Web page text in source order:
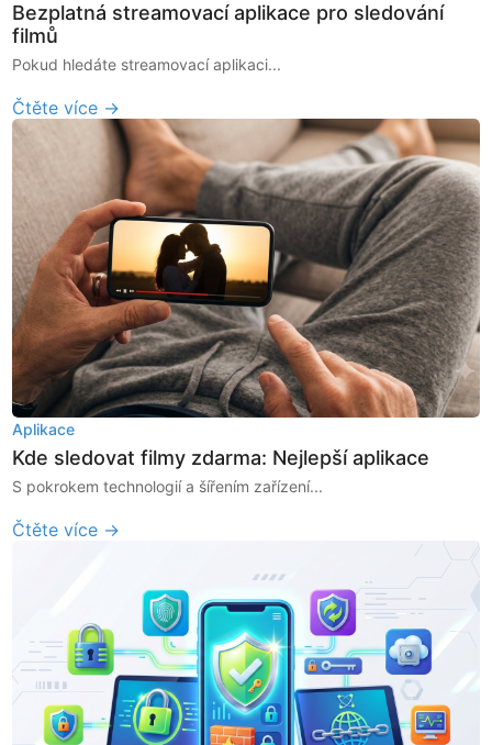
Bezplatná streamovací aplikace pro sledování
filmů
Pokud hledáte streamovací aplikaci...
Čtěte více →
Aplikace
Kde sledovat filmy zdarma: Nejlepší aplikace
S pokrokem technologií a šířením zařízení...
Čtěte více →